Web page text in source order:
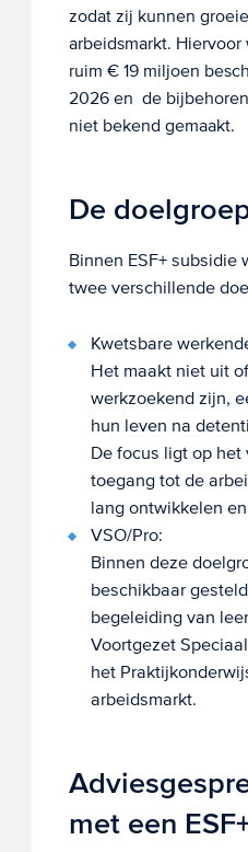
zodat zij kunnen
arbeidsmarkt.
ruim € 19 miljoen
2026 en de
niet bekend gemaakt.
De
Binnen ESF+ subsidie
twee verschillende
Kwetsbare
Het maakt niet uit
werkzoekend zijn,
hun leven na
De focus ligt op het
toegang tot de
lang ontwikkelen
VSO/Pro:
Binnen deze
beschikbaar
begeleiding van
Voortgezet
het
arbeidsmarkt.
met een